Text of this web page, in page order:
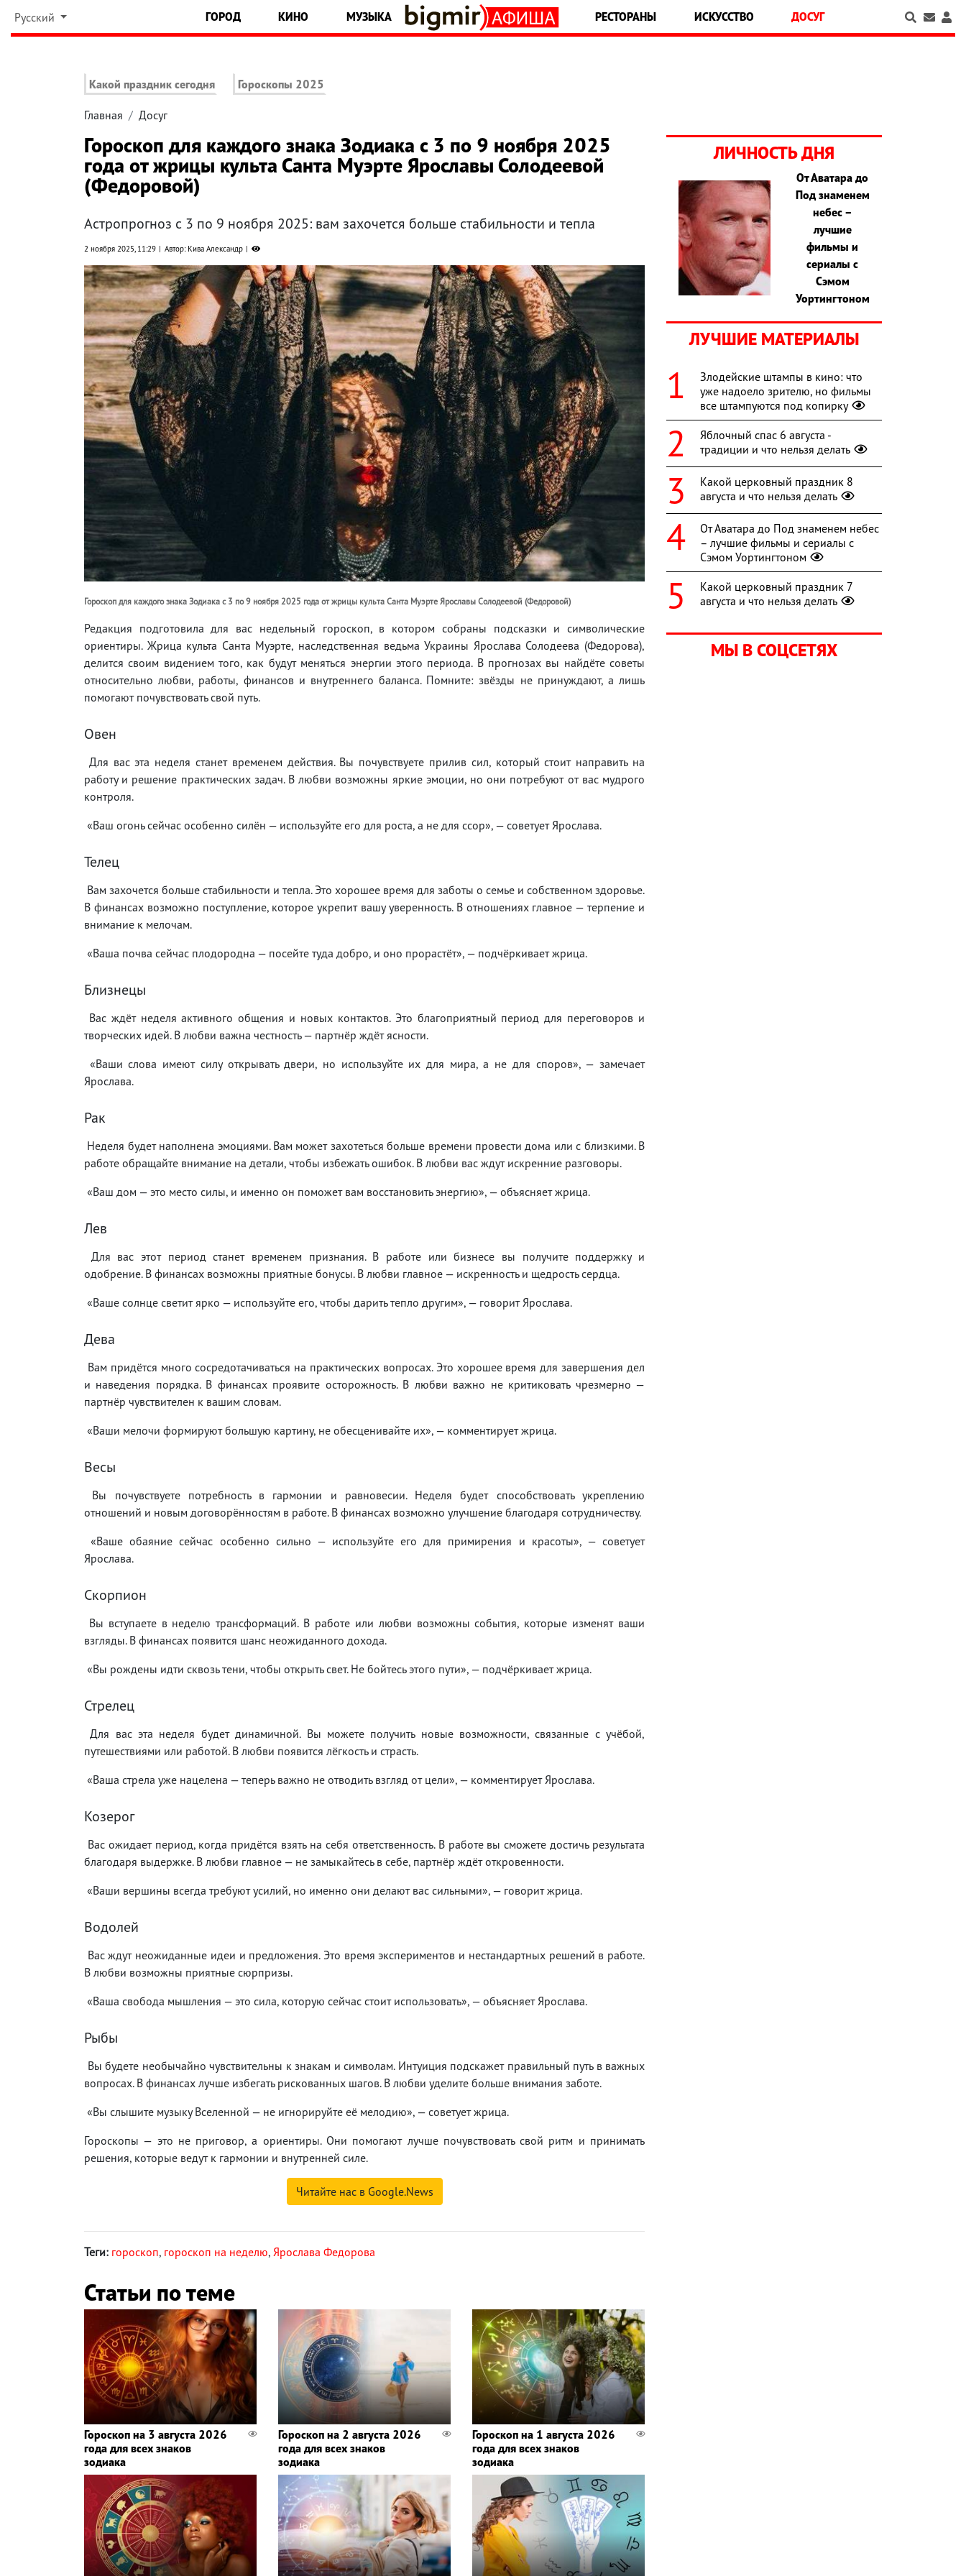
Русский ГОРОД КИНО МУЗЫКА РЕСТОРАНЫ ИСКУССТВО ДОСУГ
Какой праздник сегодня Гороскопы 2025
Главная Досуг
Гороскоп для каждого знака Зодиака с 3 по 9 ноября 2025
года от жрицы культа Санта Муэрте Ярославы Солодеевой
(Федоровой)
Астропрогноз с 3 по 9 ноября 2025: вам захочется больше стабильности и тепла
2 ноября 2025, 11:29 Автор: Кива Александр
Гороскоп для каждого знака Зодиака с 3 по 9 ноября 2025 года от жрицы культа Санта Муэрте Ярославы Солодеевой (Федоровой)
Редакция подготовила для вас недельный гороскоп, в котором собраны подсказки и символические
ориентиры. Жрица культа Санта Муэрте, наследственная ведьма Украины Ярослава Солодеева (Федорова),
делится своим видением того, как будут меняться энергии этого периода. В прогнозах вы найдёте советы
относительно любви, работы, финансов и внутреннего баланса. Помните: звёзды не принуждают, а лишь
помогают почувствовать свой путь.
Овен
Для вас эта неделя станет временем действия. Вы почувствуете прилив сил, который стоит направить на
работу и решение практических задач. В любви возможны яркие эмоции, но они потребуют от вас мудрого
контроля.
«Ваш огонь сейчас особенно силён — используйте его для роста, а не для ссор», — советует Ярослава.
Телец
Вам захочется больше стабильности и тепла. Это хорошее время для заботы о семье и собственном здоровье.
В финансах возможно поступление, которое укрепит вашу уверенность. В отношениях главное — терпение и
внимание к мелочам.
«Ваша почва сейчас плодородна — посейте туда добро, и оно прорастёт», — подчёркивает жрица.
Близнецы
Вас ждёт неделя активного общения и новых контактов. Это благоприятный период для переговоров и
творческих идей. В любви важна честность — партнёр ждёт ясности.
«Ваши слова имеют силу открывать двери, но используйте их для мира, а не для споров», — замечает
Ярослава.
Рак
Неделя будет наполнена эмоциями. Вам может захотеться больше времени провести дома или с близкими. В
работе обращайте внимание на детали, чтобы избежать ошибок. В любви вас ждут искренние разговоры.
«Ваш дом — это место силы, и именно он поможет вам восстановить энергию», — объясняет жрица.
Лев
Для вас этот период станет временем признания. В работе или бизнесе вы получите поддержку и
одобрение. В финансах возможны приятные бонусы. В любви главное — искренность и щедрость сердца.
«Ваше солнце светит ярко — используйте его, чтобы дарить тепло другим», — говорит Ярослава.
Дева
Вам придётся много сосредотачиваться на практических вопросах. Это хорошее время для завершения дел
и наведения порядка. В финансах проявите осторожность. В любви важно не критиковать чрезмерно —
партнёр чувствителен к вашим словам.
«Ваши мелочи формируют большую картину, не обесценивайте их», — комментирует жрица.
Весы
Вы почувствуете потребность в гармонии и равновесии. Неделя будет способствовать укреплению
отношений и новым договорённостям в работе. В финансах возможно улучшение благодаря сотрудничеству.
«Ваше обаяние сейчас особенно сильно — используйте его для примирения и красоты», — советует
Ярослава.
Скорпион
Вы вступаете в неделю трансформаций. В работе или любви возможны события, которые изменят ваши
взгляды. В финансах появится шанс неожиданного дохода.
«Вы рождены идти сквозь тени, чтобы открыть свет. Не бойтесь этого пути», — подчёркивает жрица.
Стрелец
Для вас эта неделя будет динамичной. Вы можете получить новые возможности, связанные с учёбой,
путешествиями или работой. В любви появится лёгкость и страсть.
«Ваша стрела уже нацелена — теперь важно не отводить взгляд от цели», — комментирует Ярослава.
Козерог
Вас ожидает период, когда придётся взять на себя ответственность. В работе вы сможете достичь результата
благодаря выдержке. В любви главное — не замыкайтесь в себе, партнёр ждёт откровенности.
«Ваши вершины всегда требуют усилий, но именно они делают вас сильными», — говорит жрица.
Водолей
Вас ждут неожиданные идеи и предложения. Это время экспериментов и нестандартных решений в работе.
В любви возможны приятные сюрпризы.
«Ваша свобода мышления — это сила, которую сейчас стоит использовать», — объясняет Ярослава.
Рыбы
Вы будете необычайно чувствительны к знакам и символам. Интуиция подскажет правильный путь в важных
вопросах. В финансах лучше избегать рискованных шагов. В любви уделите больше внимания заботе.
«Вы слышите музыку Вселенной — не игнорируйте её мелодию», — советует жрица.
Гороскопы — это не приговор, а ориентиры. Они помогают лучше почувствовать свой ритм и принимать
решения, которые ведут к гармонии и внутренней силе.
Читайте нас в Google.News
Теги: гороскоп, гороскоп на неделю, Ярослава Федорова
Статьи по теме
Гороскоп на 3 августа 2026
года для всех знаков
зодиака
Гороскоп на 2 августа 2026
года для всех знаков
зодиака
Гороскоп на 1 августа 2026
года для всех знаков
зодиака
ЛИЧНОСТЬ ДНЯ
От Аватара до
Под знаменем
небес –
лучшие
фильмы и
сериалы с
Сэмом
Уортингтоном
ЛУЧШИЕ МАТЕРИАЛЫ
Злодейские штампы в кино: что
уже надоело зрителю, но фильмы
все штампуются под копирку
Яблочный спас 6 августа -
традиции и что нельзя делать
Какой церковный праздник 8
августа и что нельзя делать
От Аватара до Под знаменем небес
– лучшие фильмы и сериалы с
Сэмом Уортингтоном
Какой церковный праздник 7
августа и что нельзя делать
МЫ В СОЦСЕТЯХ